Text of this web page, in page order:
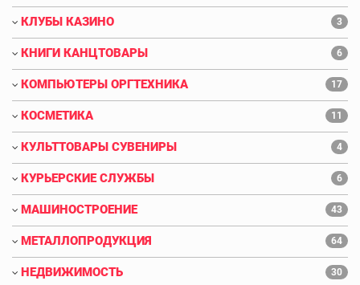
КЛУБЫ КАЗИНО 3
КНИГИ КАНЦТОВАРЫ 6
КОМПЬЮТЕРЫ ОРГТЕХНИКА 17
КОСМЕТИКА 11
КУЛЬТТОВАРЫ СУВЕНИРЫ 4
КУРЬЕРСКИЕ СЛУЖБЫ 6
МАШИНОСТРОЕНИЕ 43
МЕТАЛЛОПРОДУКЦИЯ 64
НЕДВИЖИМОСТЬ 30